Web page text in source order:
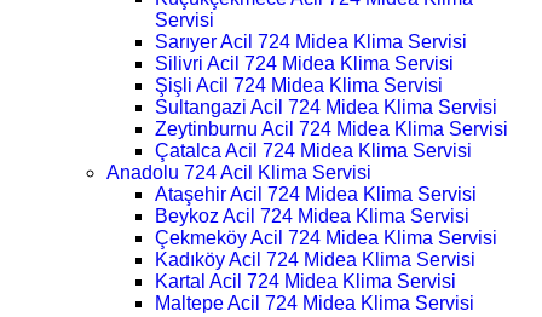
Servisi
Sarıyer Acil 724 Midea Klima Servisi
Silivri Acil 724 Midea Klima Servisi
Şişli Acil 724 Midea Klima Servisi
Sultangazi Acil 724 Midea Klima Servisi
Zeytinburnu Acil 724 Midea Klima Servisi
Çatalca Acil 724 Midea Klima Servisi
Anadolu 724 Acil Klima Servisi
Ataşehir Acil 724 Midea Klima Servisi
Beykoz Acil 724 Midea Klima Servisi
Çekmeköy Acil 724 Midea Klima Servisi
Kadıköy Acil 724 Midea Klima Servisi
Kartal Acil 724 Midea Klima Servisi
Maltepe Acil 724 Midea Klima Servisi